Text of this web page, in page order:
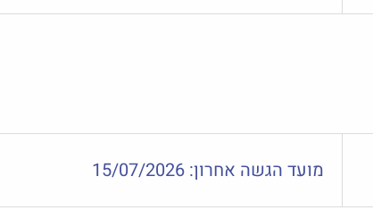
מועד הגשה אחרון: 15/07/2026